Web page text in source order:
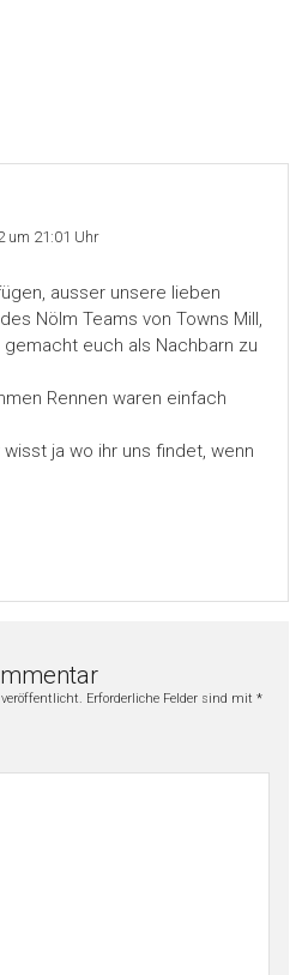
um 21:01 Uhr
ausser unsere lieben
Nölm Teams von Towns Mill,
euch als Nachbarn zu
Rennen waren einfach
ja wo ihr uns findet, wenn
Erforderliche Felder sind mit *